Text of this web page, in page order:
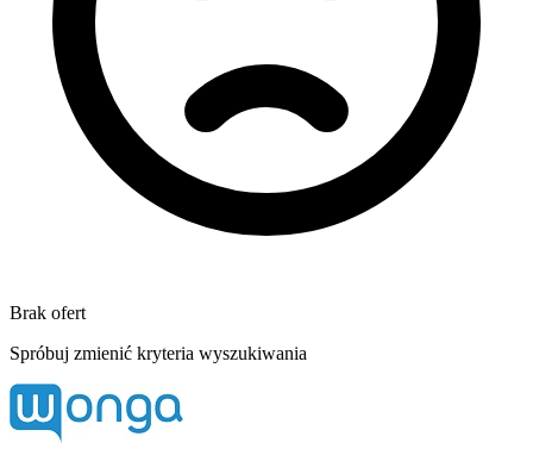
Brak ofert
Spróbuj zmienić kryteria wyszukiwania